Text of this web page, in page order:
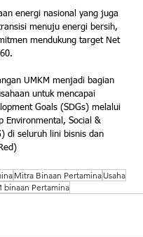
energi nasional yang juga
menuju energi bersih,
mendukung target Net
UMKM menjadi bagian
untuk mencapai
Goals (SDGs) melalui
Environmental, Social &
di seluruh lini bisnis dan
Mitra Binaan Pertamina Usaha
binaan Pertamina